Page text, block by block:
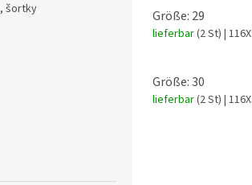
šortky
Größe: 29
lieferbar(2 St) |
Größe: 30
lieferbar(2 St) |